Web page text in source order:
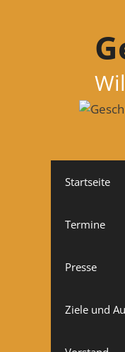
Startseite
Termine
Presse
Ziele und